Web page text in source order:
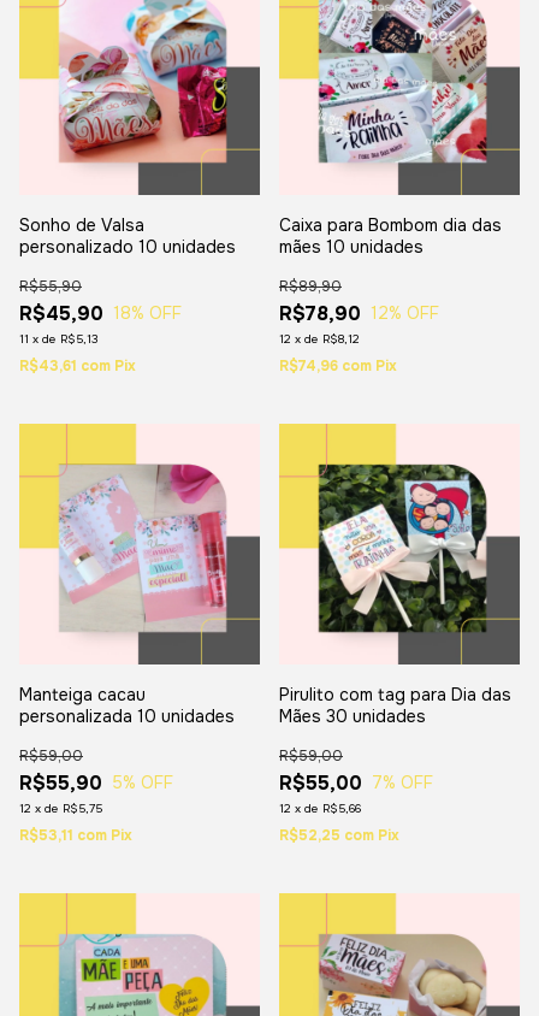
Sonho de Valsa
personalizado 10 unidades
R$45,90
R$55,90
18% OFF
11 x de R$5,13
R$43,61 com Pix
Caixa para Bombom dia das
mães 10 unidades
R$78,90
R$89,90
12% OFF
12 x de R$8,12
R$74,96 com Pix
Manteiga cacau
personalizada 10 unidades
R$55,90
R$59,00
5% OFF
12 x de R$5,75
R$53,11 com Pix
Pirulito com tag para Dia das
Mães 30 unidades
R$55,00
R$59,00
7% OFF
12 x de R$5,66
R$52,25 com Pix